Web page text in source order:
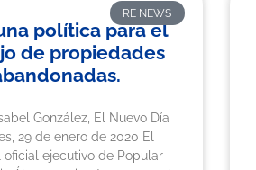
RE NEWS
política para el
de propiedades
González, El Nuevo Día
29 de enero de 2020 El
oficial ejecutivo de Popular